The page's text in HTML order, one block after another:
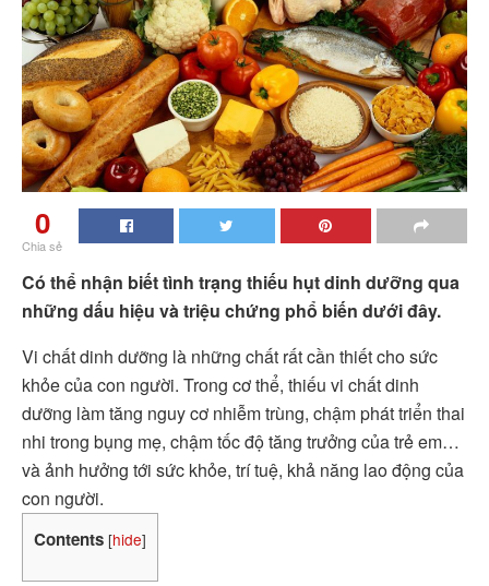
0
Chia sẻ
Có thể nhận biết tình trạng thiếu hụt dinh dưỡng qua
những dấu hiệu và triệu chứng phổ biến dưới đây.
Vi chất dinh dưỡng là những chất rất cần thiết cho sức
khỏe của con người. Trong cơ thể, thiếu vi chất dinh
dưỡng làm tăng nguy cơ nhiễm trùng, chậm phát triển thai
nhi trong bụng mẹ, chậm tốc độ tăng trưởng của trẻ em…
và ảnh hưởng tới sức khỏe, trí tuệ, khả năng lao động của
con người.
Contents [hide]